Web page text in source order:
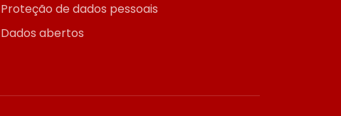
Proteção de dados pessoais
Dados abertos